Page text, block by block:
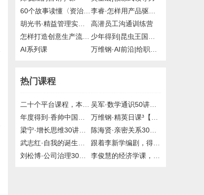
60个故事读懂〈资治通鉴〉
李睿·怎样用产品驱动增长
胡光书·精益管理实战课
高潜员工沟通训练营
怎样打造创意生产流水线
少年得到|昆虫王国的科学课
AI系列课
万维钢·AI前沿|给职场人的AI写作课
热门课程
二十个平台课程，本站课程目录节选
吴军·数学通识50讲，mp3，得到，付费课程，百度网盘，有声资源
年度得到·香帅中国财富报告25讲，2019到2020年，百度网盘
万维钢·精英日课³【完结】，精英日课1/2【完结】，mp3，得到，付费课程，百度网盘，有声资源
梁宁·增长思维30讲【完结】，mp3，得到，付费课程，百度网盘，有声资源
陈海贤·亲密关系30讲，mp3，得到，大师课
武志红·自我的诞生，得到，大师课，百度网盘
跟着李新学编剧，得到，百度网盘
刘松博·公司治理30讲【完结】，mp3，得到，喜马拉雅，付费课程，有声资源
李俊慧的经济学课，喜马拉雅，百度网盘